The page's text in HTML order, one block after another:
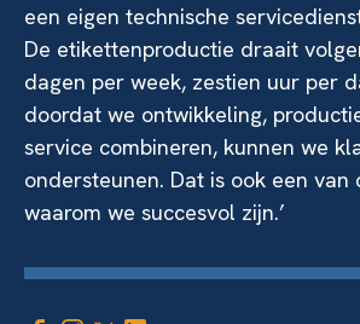
een eigen technische
De etikettenproductie draait
dagen per week, zestien uur per
doordat we ontwikkeling,
service combineren, kunnen we
ondersteunen. Dat is ook een van
waarom we succesvol zijn.’